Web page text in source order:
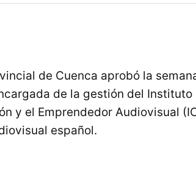
de Cuenca aprobó la
de la gestión del Instituto
y el Emprendedor Audiovisual
español.